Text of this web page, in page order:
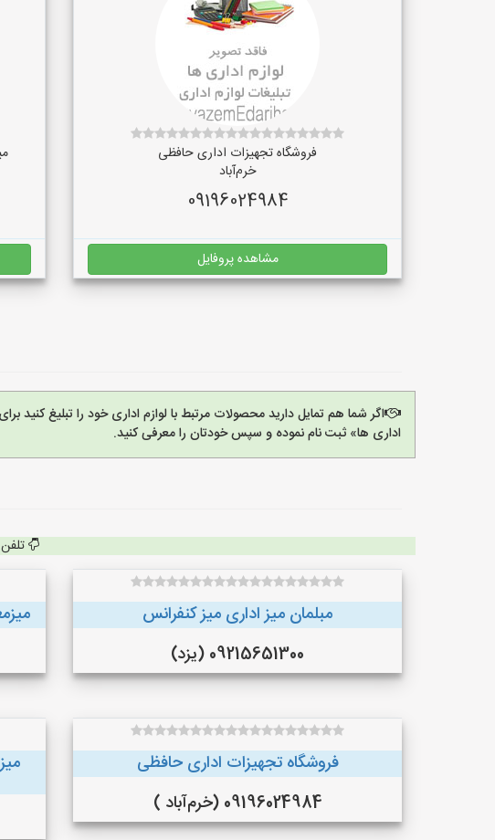
فروشگاه تجهیزات اداری حافظی
خرم‌آباد
09196024984
مشاهده پروفایل
اگر شما هم تمایل دارید محصولات مرتبط با لوازم اداری خود را تبلیغ کنید
اداری ها» ثبت نام نموده و سپس خودتان را معرفی کنید.
مبلمان میز اداری میز کنفرانس
09215651300 (یزد)
فروشگاه تجهیزات اداری حافظی
09196024984 (خرم‌آباد )